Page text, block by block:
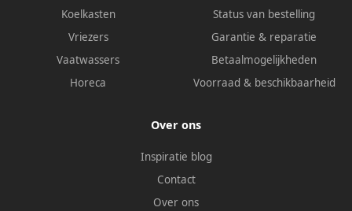
Koelkasten
Vriezers
Vaatwassers
Horeca
Status van bestelling
Garantie & reparatie
Betaalmogelijkheden
Voorraad & beschikbaarheid
Over ons
Inspiratie blog
Contact
Over ons